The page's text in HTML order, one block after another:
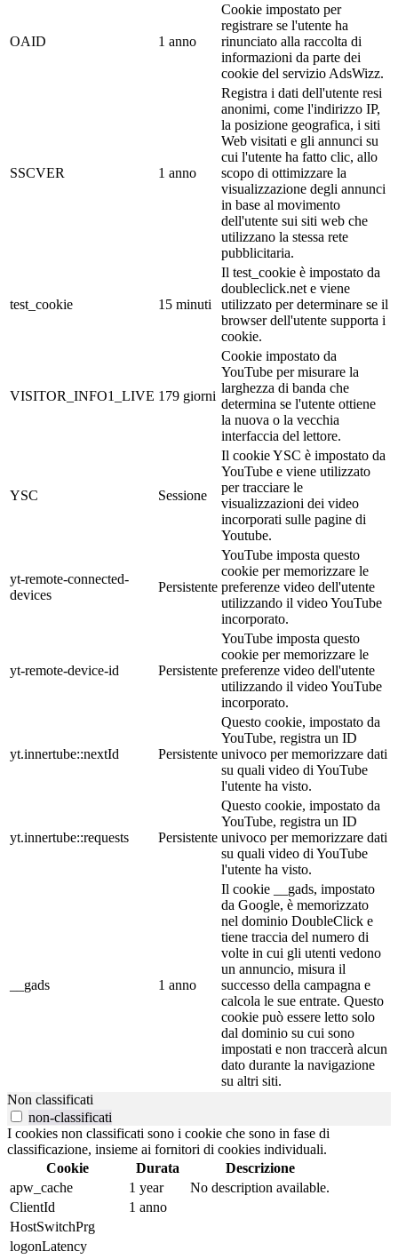
OAID 1 anno
Cookie impostato per
registrare se l'utente ha
rinunciato alla raccolta di
informazioni da parte dei
cookie del servizio AdsWizz.
SSCVER 1 anno
Registra i dati dell'utente resi
anonimi, come l'indirizzo IP,
la posizione geografica, i siti
Web visitati e gli annunci su
cui l'utente ha fatto clic, allo
scopo di ottimizzare la
visualizzazione degli annunci
in base al movimento
dell'utente sui siti web che
utilizzano la stessa rete
pubblicitaria.
test_cookie 15 minuti
Il test_cookie è impostato da
doubleclick.net e viene
utilizzato per determinare se il
browser dell'utente supporta i
cookie.
VISITOR_INFO1_LIVE 179 giorni
Cookie impostato da
YouTube per misurare la
larghezza di banda che
determina se l'utente ottiene
la nuova o la vecchia
interfaccia del lettore.
YSC Sessione
Il cookie YSC è impostato da
YouTube e viene utilizzato
per tracciare le
visualizzazioni dei video
incorporati sulle pagine di
Youtube.
yt-remote-connected-
devices
Persistente
YouTube imposta questo
cookie per memorizzare le
preferenze video dell'utente
utilizzando il video YouTube
incorporato.
yt-remote-device-id Persistente
YouTube imposta questo
cookie per memorizzare le
preferenze video dell'utente
utilizzando il video YouTube
incorporato.
yt.innertube::nextId Persistente
Questo cookie, impostato da
YouTube, registra un ID
univoco per memorizzare dati
su quali video di YouTube
l'utente ha visto.
yt.innertube::requests Persistente
Questo cookie, impostato da
YouTube, registra un ID
univoco per memorizzare dati
su quali video di YouTube
l'utente ha visto.
__gads 1 anno
Il cookie __gads, impostato
da Google, è memorizzato
nel dominio DoubleClick e
tiene traccia del numero di
volte in cui gli utenti vedono
un annuncio, misura il
successo della campagna e
calcola le sue entrate. Questo
cookie può essere letto solo
dal dominio su cui sono
impostati e non traccerà alcun
dato durante la navigazione
su altri siti.
Non classificati
non-classificati
I cookies non classificati sono i cookie che sono in fase di
classificazione, insieme ai fornitori di cookies individuali.
Cookie
Durata
Descrizione
apw_cache
1 year
No description available.
ClientId
1 anno
HostSwitchPrg
logonLatency